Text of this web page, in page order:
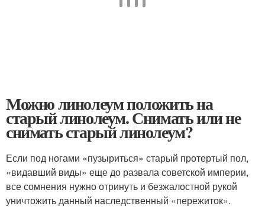
Можно линолеум положить на
старый линолеум. Снимать или не
снимать старый линолеум?
Если под ногами «пузыриться» старый протертый пол,
«видавший виды» еще до развала советской империи,
все сомнения нужно отринуть и безжалостной рукой
уничтожить данный наследственный «пережиток».